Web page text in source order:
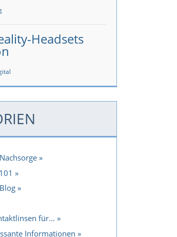
Headsets
für...
Informationen